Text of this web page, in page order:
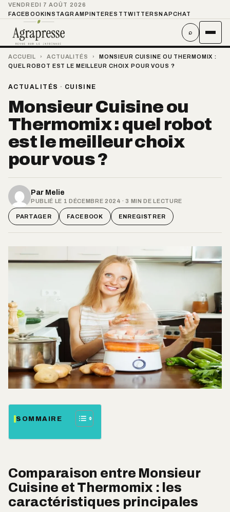
VENDREDI 7 AOÛT 2026
FACEBOOKINSTAGRAMPINTEREST TWITTER SNAPCHAT
⌕
ACCUEIL › ACTUALITÉS ›
MONSIEUR CUISINE OU THERMOMIX :
QUEL ROBOT EST LE MEILLEUR CHOIX POUR VOUS ?
ACTUALITÉS · CUISINE
Monsieur Cuisine ou
Thermomix : quel robot
est le meilleur choix
pour vous ?
Par Melie
PUBLIÉ LE 1 DÉCEMBRE 2024 · 3 MIN DE LECTURE
PARTAGER FACEBOOK ENREGISTRER
SOMMAIRE
Comparaison entre Monsieur
Cuisine et Thermomix : les
caractéristiques principales